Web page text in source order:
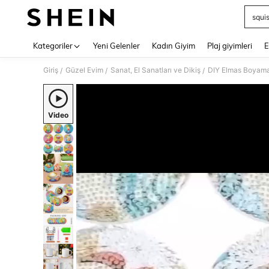
Kategoriler Yeni Gelenler Kadın Giyim Plaj giyimleri
Giriş / Güzel Evim / Sanat, El Sanatları ve Dikiş / DIY Elmas
Video